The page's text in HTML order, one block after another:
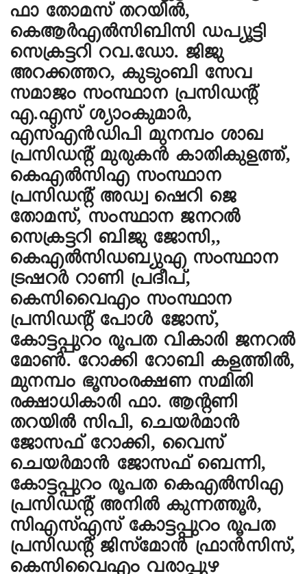
ഫാ തോമസ് തറയിൽ,
കെആർഎൽസിബിസി ഡപ്യൂട്ടി
സെക്രട്ടറി റവ.ഡോ. ജിജു
അറക്കത്തറ, കുടുംബി സേവ
സമാജം സംസ്ഥാന പ്രസിഡൻ്റ്
എ.എസ് ശ്യാംകുമാർ,
എസ്എൻഡിപി മുനമ്പം ശാഖ
പ്രസിഡൻ്റ് മുരുകൻ കാതികുളത്ത്,
കെഎൽസിഎ സംസ്ഥാന
പ്രസിഡൻ്റ് അഡ്വ ഷെറി ജെ
തോമസ്, സംസ്ഥാന ജനറൽ
സെക്രട്ടറി ബിജു ജോസി,,
കെഎൽസിഡബ്യുഎ സംസ്ഥാന
ട്രഷറർ റാണി പ്രദീപ്,
കെസിവൈഎം സംസ്ഥാന
പ്രസിഡൻ്റ് പോൾ ജോസ്,
കോട്ടപ്പുറം രൂപത വികാരി ജനറൽ
മോൺ. റോക്കി റോബി കളത്തിൽ,
മുനമ്പം ഭൂസംരക്ഷണ സമിതി
രക്ഷാധികാരി ഫാ. ആൻ്റണി
തറയിൽ സിപി, ചെയർമാൻ
ജോസഫ് റോക്കി, വൈസ്
ചെയർമാൻ ജോസഫ് ബെന്നി,
കോട്ടപ്പുറം രൂപത കെഎൽസിഎ
പ്രസിഡൻ്റ് അനിൽ കുന്നത്തൂർ,
സിഎസ്എസ് കോട്ടപ്പുറം രൂപത
പ്രസിഡൻ്റ് ജിസ്മോൻ ഫ്രാൻസിസ്,